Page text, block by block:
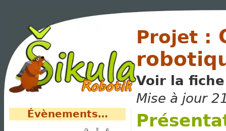
Évènements…
Projet :
Voir la
Mise à jour